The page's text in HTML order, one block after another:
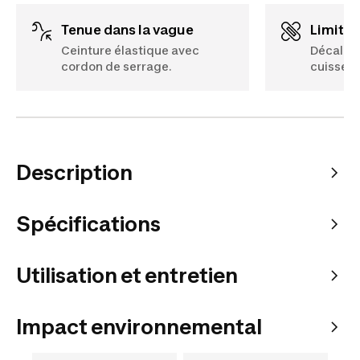
Tenue dans la vague
Ceinture élastique avec
cordon de serrage.
cuisses
Description
Spécifications
Utilisation et entretien
Impact environnemental